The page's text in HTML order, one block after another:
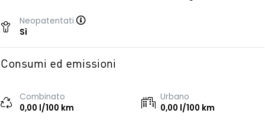
Neopatentati
Sì
Consumi ed emissioni
Combinato
0,00 l/100 km
Urbano
0,00 l/100 km